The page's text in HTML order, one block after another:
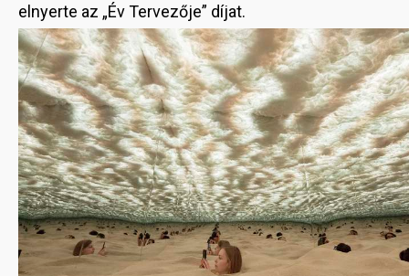
elnyerte az „Év Tervezője” díjat.